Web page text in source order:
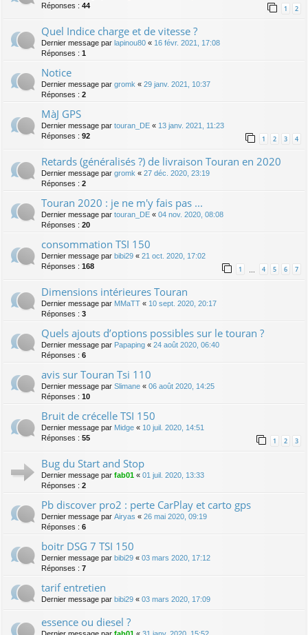
Réponses : 44 1 2
Quel Indice charge et de vitesse ?
Dernier message par lapinou80 « 16 févr. 2021, 17:08
Réponses : 1
Notice
Dernier message par gromk « 29 janv. 2021, 10:37
Réponses : 2
MàJ GPS
Dernier message par touran_DE « 13 janv. 2021, 11:23
Réponses : 92 1 2 3 4
Retards (généralisés ?) de livraison Touran en 2020
Dernier message par gromk « 27 déc. 2020, 23:19
Réponses : 2
Touran 2020 : je ne m'y fais pas ...
Dernier message par touran_DE « 04 nov. 2020, 08:08
Réponses : 20
consommation TSI 150
Dernier message par bibi29 « 21 oct. 2020, 17:02
Réponses : 168 1 4 5 6 7
Dimensions intérieures Touran
Dernier message par MMaTT « 10 sept. 2020, 20:17
Réponses : 3
Quels ajouts d’options possibles sur le touran ?
Dernier message par Papaping « 24 août 2020, 06:40
Réponses : 6
avis sur Touran Tsi 110
Dernier message par Slimane « 06 août 2020, 14:25
Réponses : 10
Bruit de crécelle TSI 150
Dernier message par Midge « 10 juil. 2020, 14:51
Réponses : 55 1 2 3
Bug du Start and Stop
Dernier message par fab01 « 01 juil. 2020, 13:33
Réponses : 2
Pb discover pro2 : perte CarPlay et carto gps
Dernier message par Airyas « 26 mai 2020, 09:19
Réponses : 6
boitr DSG 7 TSI 150
Dernier message par bibi29 « 03 mars 2020, 17:12
Réponses : 7
tarif entretien
Dernier message par bibi29 « 03 mars 2020, 17:09
essence ou diesel ?